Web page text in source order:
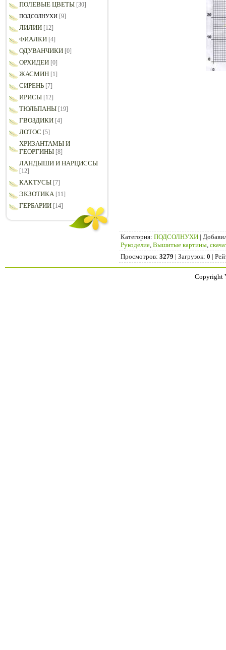
ПОЛЕВЫЕ ЦВЕТЫ [30]
ПОДСОЛНУХИ [9]
ЛИЛИИ [12]
ФИАЛКИ [4]
ОДУВАНЧИКИ [0]
ОРХИДЕИ [0]
ЖАСМИН [1]
СИРЕНЬ [7]
ИРИСЫ [12]
ТЮЛЬПАНЫ [19]
ГВОЗДИКИ [4]
ЛОТОС [5]
ХРИЗАНТАМЫ И
ГЕОРГИНЫ [8]
ЛАНДЫШИ И НАРЦИССЫ
[12]
КАКТУСЫ [7]
ЭКЗОТИКА [11]
ГЕРБАРИИ [14]
Категория: ПОДСОЛНУХИ |
Рукоделие Вышитые картины
Просмотров: 3279 | Загрузок: 0 |
Copyright